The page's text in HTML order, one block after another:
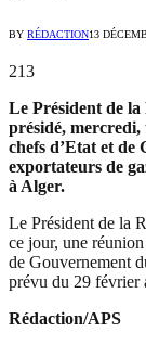
BY RÉDACTION13
213
Le Président de
présidé,
chefs d’Etat et de
exportateurs de
à Alger.
Le Président de la
ce jour, une
de Gouvernement
prévu du 29 février
Rédaction/APS